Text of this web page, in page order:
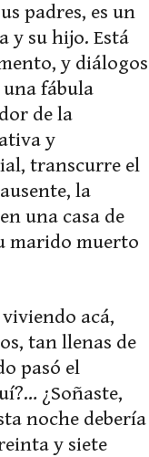
padres, es un
y su hijo. Está
y diálogos
una fábula
de la
y
transcurre el
la
una casa de
marido muerto
acá,
tan llenas de
pasó el
¿Soñaste,
noche debería
y siete